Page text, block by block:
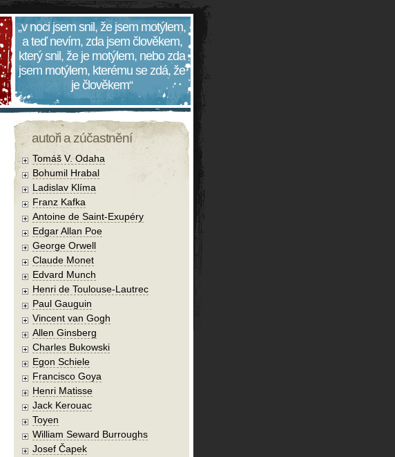
„v noci jsem snil, že jsem motýlem,
a teď nevím, zda jsem člověkem,
který snil, že je motýlem, nebo zda
jsem motýlem, kterému se zdá, že
je člověkem“
autoři a zúčastnění
Tomáš V. Odaha
Bohumil Hrabal
Ladislav Klíma
Franz Kafka
Antoine de Saint-Exupéry
Edgar Allan Poe
George Orwell
Claude Monet
Edvard Munch
Henri de Toulouse-Lautrec
Paul Gauguin
Vincent van Gogh
Allen Ginsberg
Charles Bukowski
Egon Schiele
Francisco Goya
Henri Matisse
Jack Kerouac
Toyen
William Seward Burroughs
Josef Čapek